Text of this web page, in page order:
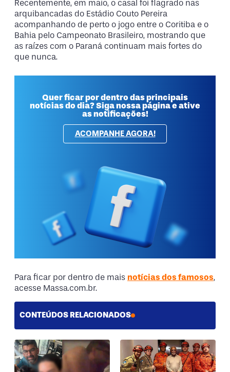
Recentemente, em maio, o casal foi flagrado nas
arquibancadas do Estádio Couto Pereira
acompanhando de perto o jogo entre o Coritiba e o
Bahia pelo Campeonato Brasileiro, mostrando que
as raízes com o Paraná continuam mais fortes do
que nunca.
Quer ficar por dentro das principais
notícias do dia? Siga nossa página e ative
as notificações!
ACOMPANHE AGORA!
Para ficar por dentro de mais notícias dos famosos,
acesse Massa.com.br.
CONTEÚDOS RELACIONADOS